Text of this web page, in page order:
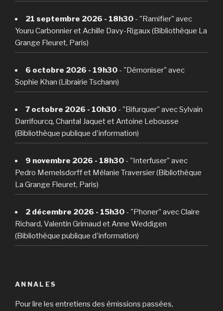
21 septembre 2026 - 18h30 - "Ramifier" avec
Youru Carbonnier et Achille Davy-Rigaux (Bibliothèque La
Grange Fleuret, Paris)
6 octobre 2026 - 19h30 - "Démoniser" avec
Sophie Khan (Librairie Tschann)
7 octobre 2026 - 10h30 - "Bifurquer" avec Sylvain
Darrifourcq, Chantal Jaquet et Antoine Lebousse
(Bibliothèque publique d'information)
9 novembre 2026 - 18h30 - "Interfuser" avec
Pedro Memelsdorff et Mélanie Traversier (Bibliothèque
La Grange Fleuret, Paris)
2 décembre 2026 - 15h30 - "Phoner" avec Claire
Richard, Valentin Grimaud et Anne Weddigen
(Bibliothèque publique d'information)
ANNALES
Pour lire les entretiens des émissions passées,